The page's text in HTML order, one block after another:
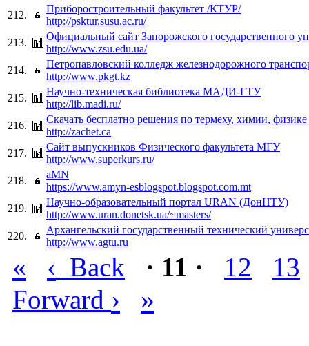
212.
Приборостроительный факультет /КТУР/
http://psktur.susu.ac.ru/
213.
Официальный сайт Запорожского государственного
http://www.zsu.edu.ua/
214.
Петропавловский колледж железнодорожного
http://www.pkgt.kz
215.
Научно-техническая библиотека МАДИ-ГТУ
http://lib.madi.ru/
216.
Скачать бесплатно решения по термеху, химии,
http://zachet.ca
217.
Сайт выпускников Физического факультета МГУ
http://www.superkurs.ru/
218.
aMN
https://www.amyn-esblogspot.blogspot.com.mt
219.
Научно-образовательный портал URAN (ДонНТУ)
http://www.uran.donetsk.ua/~masters/
220.
Архангельский государственный технический
http://www.agtu.ru
« ‹ Back · 11 · 12
13
Forward › »